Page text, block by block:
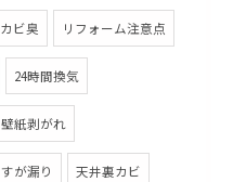
カビ臭 リフォーム注意点
24時間換気
壁紙剥がれ
すが漏り 天井裏カビ